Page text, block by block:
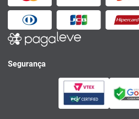
Segurança